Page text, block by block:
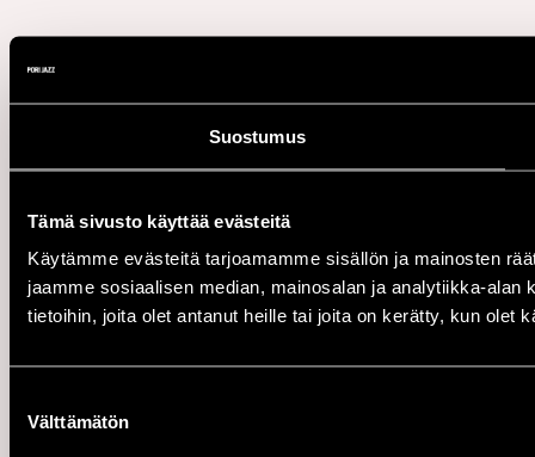
Suostumus
Tämä sivusto käyttää evästeitä
Käytämme evästeitä tarjoamamme sisällön ja mainosten
jaamme sosiaalisen median, mainosalan ja analytiikka-
tietoihin, joita olet antanut heille tai joita on kerätty, kun olet
valinta
Välttämätön